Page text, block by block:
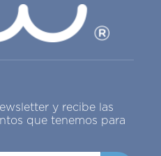
y recibe las
que tenemos para